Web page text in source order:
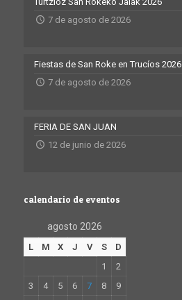
7 de agosto de 2026
Fiestas de San Roke en Trucíos 2026
7 de agosto de 2026
FERIA DE SAN JUAN
12 de junio de 2026
calendario de eventos
agosto 2026
L M X J V S
D
1
2
3
4 5 6 7 8 9